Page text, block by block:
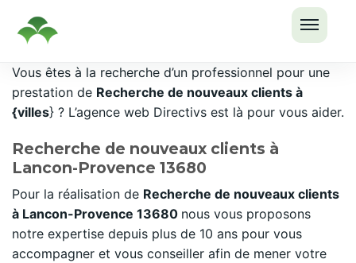
LE
MENU
Passer
au
contenu
Vous êtes à la recherche d’un professionnel pour une
prestation de Recherche de nouveaux clients à
{villes} ? L’agence web Directivs est là pour vous aider.
Recherche de nouveaux clients à
Lancon-Provence 13680
Pour la réalisation de Recherche de nouveaux clients
à Lancon-Provence 13680 nous vous proposons
notre expertise depuis plus de 10 ans pour vous
accompagner et vous conseiller afin de mener votre